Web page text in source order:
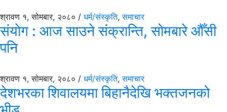
श्रावण १, सोमबार, २०८० / धर्म/संस्कृति,समाचार
संयाेग : आज साउने संक्रान्ति, सोमबारे औँसी
पनि
श्रावण १, सोमबार, २०८० / धर्म/संस्कृति,समाचार
देशभरका शिवालयमा बिहानैदेखि भक्तजनको